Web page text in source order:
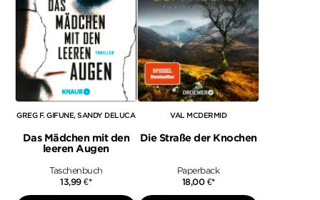
GREG F. GIFUNE SANDY DELUCA
Das Mädchen mit den
leeren Augen
Taschenbuch
13,99€*
VAL MCDERMID
Die Straße der Knochen
Paperback
18,00 €*